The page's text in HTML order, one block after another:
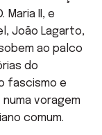
Maria II, e
João Lagarto,
ao palco
do
fascismo e
voragem
comum.